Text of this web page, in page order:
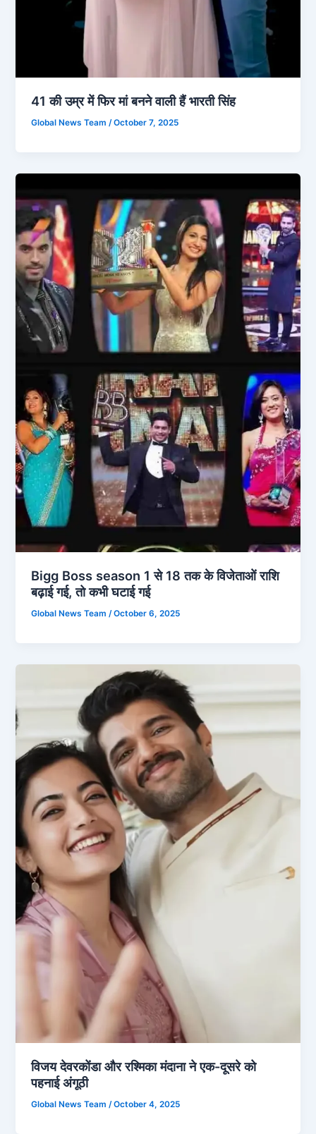
41 की उम्र में फिर मां बनने वाली हैं भारती सिंह
Global News Team /October 7, 2025
Bigg Boss season 1 से 18 तक के विजेताओं राशि
बढ़ाई गई, तो कभी घटाई गई
Global News Team /October 6, 2025
विजय देवरकोंडा और रश्मिका मंदाना ने एक-दूसरे को
पहनाई अंगूठी
Global News Team /October 4, 2025